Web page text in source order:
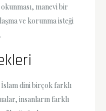
okunması, manevi bir
ve korunma isteği
İslam dini birçok farklı
insanların farklı